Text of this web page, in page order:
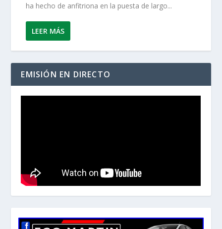
ha hecho de anfitriona en la puesta de largo...
LEER MÁS
EMISIÓN EN DIRECTO